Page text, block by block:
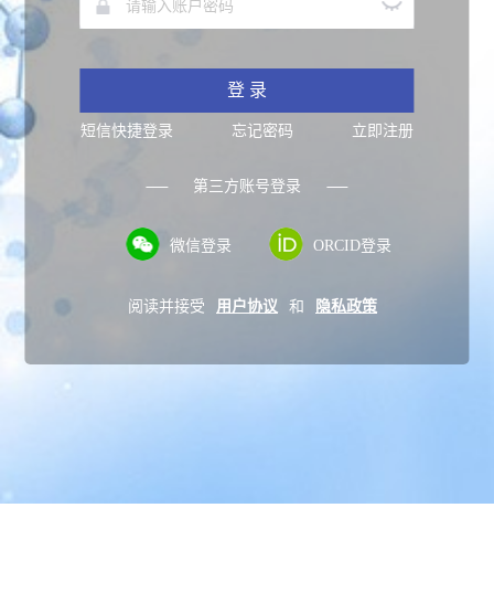
登 录
短信快捷登录 忘记密码 立即注册
第三方账号登录
微信登录 ORCID登录
阅读并接受 用户协议 和 隐私政策